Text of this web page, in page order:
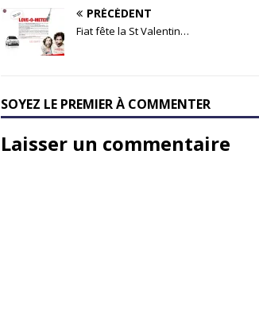
PRÉCÉDENT
Fiat fête la St Valentin…
SOYEZ LE PREMIER À COMMENTER
Laisser un commentaire